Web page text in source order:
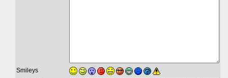
Smileys